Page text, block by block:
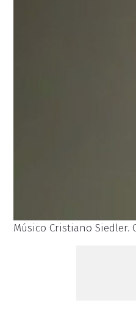
Músico Cristiano Siedler.